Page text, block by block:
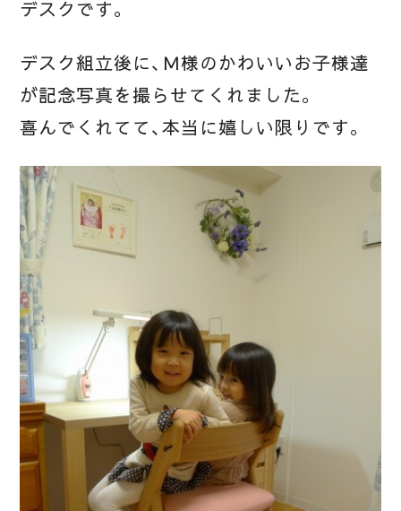
デスクです。
デスク組立後に、Ｍ様のかわいいお子様達
が記念写真を撮らせてくれました。
喜んでくれてて、本当に嬉しい限りです。